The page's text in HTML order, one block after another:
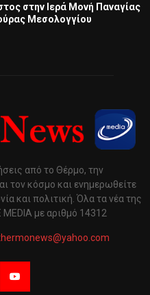
στην Ιερά Μονή Παναγίας
Μεσολογγίου
από το Θέρμο, την
τον κόσμο και ενημερωθείτε
και πολιτική. Όλα τα νέα της
με αριθμό 14312